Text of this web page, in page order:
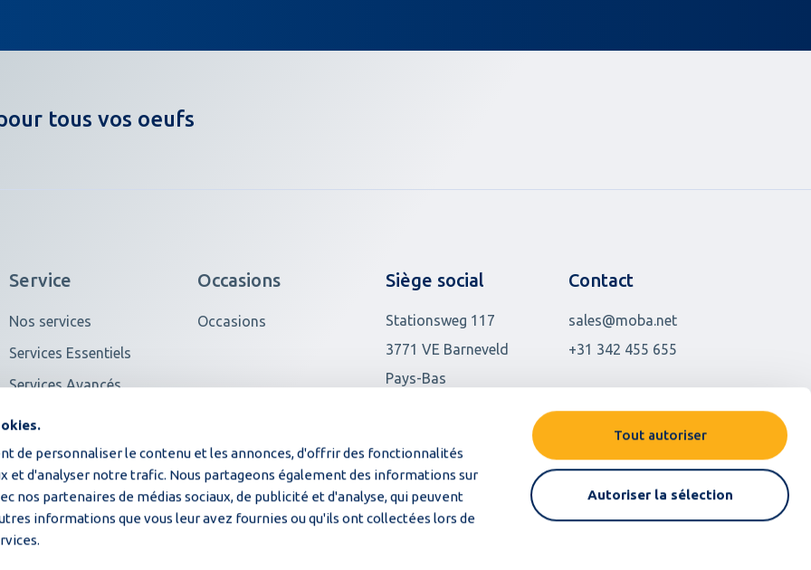
de personnaliser le contenu et les annonces, d'offrir des fonctionnalités
et d'analyser notre trafic. Nous partageons également des informations sur
nos partenaires de médias sociaux, de publicité et d'analyse, qui peuvent
informations que vous leur avez fournies ou qu'ils ont collectées lors de
Tout autoriser
Autoriser la sélection
tous vos oeufs
Service
Nos services
Services Essentiels
Services Avancés
Voir tout
Occasions
Occasions
Siège social
Stationsweg 117
3771 VE Barneveld
Pays-Bas
Contact
sales@moba.net
+31 342 455 655